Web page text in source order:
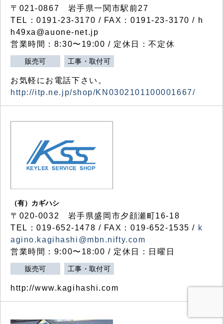
〒021-0867 岩手県一関市駅前27
TEL：0191-23-3170 / FAX：0191-23-3170 / h
h49xa@auone-net.jp
営業時間：8:30〜19:00 / 定休日：不定休
販売可 工事・取付可
お気軽にお電話下さい。
http://itp.ne.jp/shop/KN0302101100001667/
（有）カギハシ
〒020-0032 岩手県盛岡市夕顔瀬町16-18
TEL：019-652-1478 / FAX：019-652-1535 / k
agino.kagihashi@mbn.nifty.com
営業時間：9:00〜18:00 / 定休日：日曜日
販売可 工事・取付可
http://www.kagihashi.com